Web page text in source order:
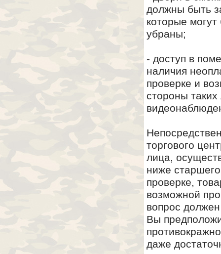
должны быть
которые
убраны;
- доступ в
наличия
проверке и
стороны
торгового
лица,
ниже
проверке,
возможной
вопрос
Вы
даже